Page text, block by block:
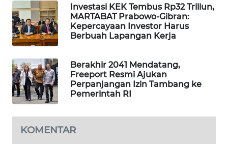
Investasi KEK Tembus Rp32 Triliun,
MARTABAT Prabowo-Gibran:
Kepercayaan Investor Harus
Berbuah Lapangan Kerja
Berakhir 2041 Mendatang,
Freeport Resmi Ajukan
Perpanjangan Izin Tambang ke
Pemerintah RI
KOMENTAR
WAHANA
OTOMOTIF
HEALTH
WAHANA
DESA